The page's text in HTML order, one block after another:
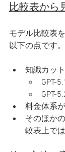
比較表から
モデル比較表
以下の点です。
知識カッ
GPT-
GPT-
料金体系
そのほか
較表上で